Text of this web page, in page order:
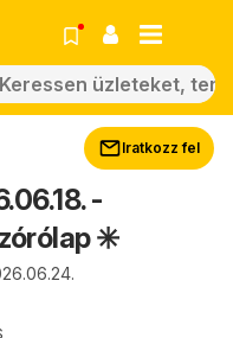
Iratkozz fel
-
✳️